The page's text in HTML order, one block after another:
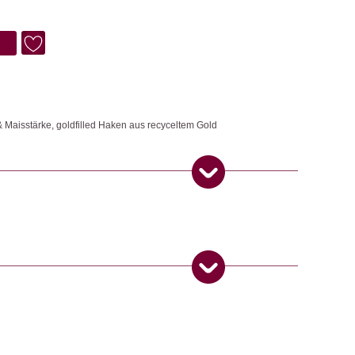
goldfilled Haken aus recyceltem Gold
federleicht, klein und vor allem zauberhaft. „FEE“ Ein perfekter
robust, inspiriert von der japanischen Faltkunst Origami und der